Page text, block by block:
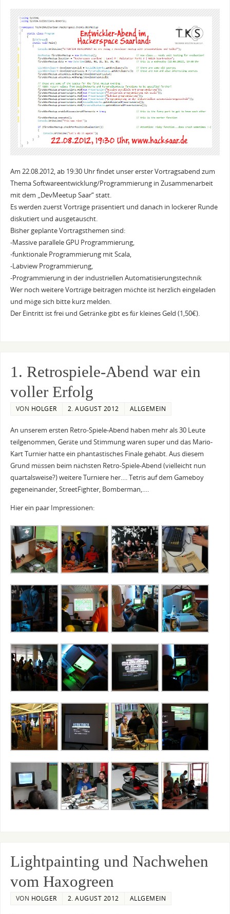
Am 22.08.2012, ab 19:30 Uhr findet unser erster Vortragsabend zum
Thema Softwareentwicklung/Programmierung in Zusammenarbeit
mit dem „DevMeetup Saar“ statt.
Es werden zuerst Vorträge präsentiert und danach in lockerer Runde
diskutiert und ausgetauscht.
Bisher geplante Vortragsthemen sind:
-Massive parallele GPU Programmierung,
-funktionale Programmierung mit Scala,
-Labview Programmierung,
-Programmierung in der industriellen Automatisierungstechnik
Wer noch weitere Vorträge beitragen möchte ist herzlich eingeladen
und möge sich bitte kurz melden.
Der Eintritt ist frei und Getränke gibt es für kleines Geld (1,50€).
1. Retrospiele-Abend war ein
voller Erfolg
VON HOLGER 2. AUGUST 2012 ALLGEMEIN
An unserem ersten Retro-Spiele-Abend haben mehr als 30 Leute
teilgenommen, Geräte und Stimmung waren super und das Mario-
Kart Turnier hatte ein phantastisches Finale gehabt. Aus diesem
Grund müssen beim nächsten Retro-Spiele-Abend (vielleicht nun
quartalsweise?) weitere Turniere her…. Tetris auf dem Gameboy
gegeneinander, StreetFighter, Bomberman,….
Hier ein paar Impressionen:
Lightpainting und Nachwehen
vom Haxogreen
VON HOLGER 2. AUGUST 2012 ALLGEMEIN